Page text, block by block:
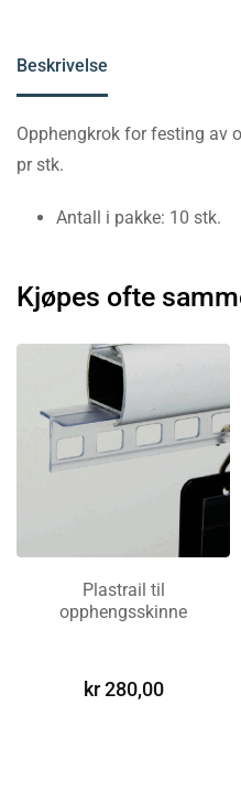
Beskrivelse
Opphengkrok for festing av
pr stk.
Antall i pakke: 10 stk.
Kjøpes ofte
LEGG I
Plastrail til
opphengsskinne
kr280,00